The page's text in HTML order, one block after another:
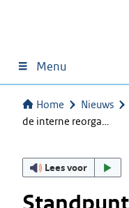
Menu
Home Nieuws
de interne reorga…
Lees voor